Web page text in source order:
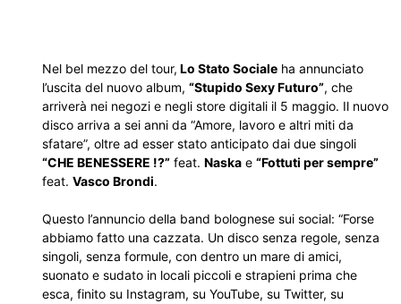
Nel bel mezzo del tour, Lo Stato Sociale ha annunciato
l’uscita del nuovo album, “Stupido Sexy Futuro”, che
arriverà nei negozi e negli store digitali il 5 maggio. Il nuovo
disco arriva a sei anni da “Amore, lavoro e altri miti da
sfatare”, oltre ad esser stato anticipato dai due singoli
“CHE BENESSERE !?” feat. Naska e “Fottuti per sempre”
feat. Vasco Brondi.
Questo l’annuncio della band bolognese sui social: “Forse
abbiamo fatto una cazzata. Un disco senza regole, senza
singoli, senza formule, con dentro un mare di amici,
suonato e sudato in locali piccoli e strapieni prima che
esca, finito su Instagram, su YouTube, su Twitter, su